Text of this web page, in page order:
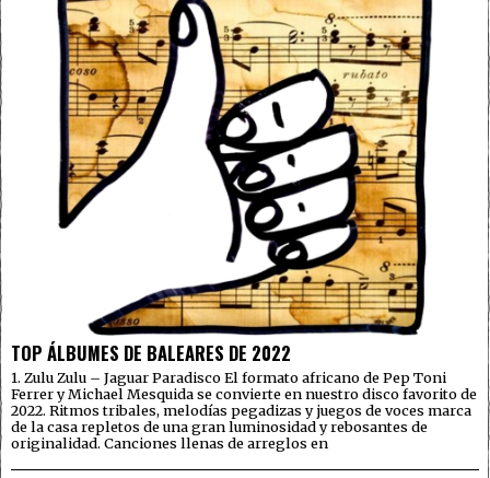
TOP ÁLBUMES DE BALEARES DE 2022
1. Zulu Zulu – Jaguar Paradisco El formato africano de Pep Toni
Ferrer y Michael Mesquida se convierte en nuestro disco favorito de
2022. Ritmos tribales, melodías pegadizas y juegos de voces marca
de la casa repletos de una gran luminosidad y rebosantes de
originalidad. Canciones llenas de arreglos en